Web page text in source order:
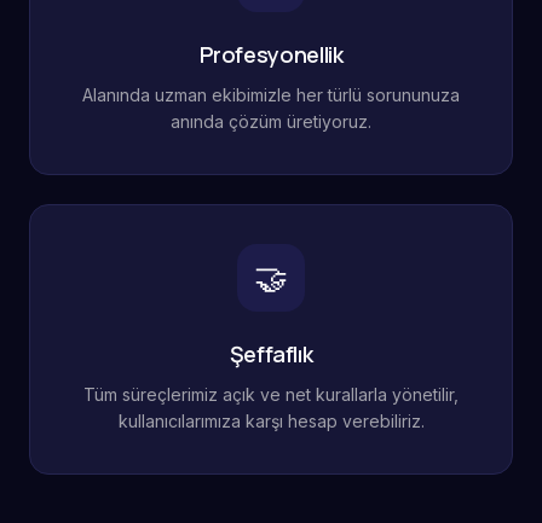
Profesyonellik
Alanında uzman ekibimizle her türlü sorununuza
anında çözüm üretiyoruz.
🤝
Şeffaflık
Tüm süreçlerimiz açık ve net kurallarla yönetilir,
kullanıcılarımıza karşı hesap verebiliriz.